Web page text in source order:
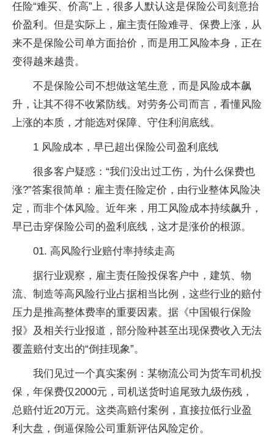
任险“难买、价高”上，很多人默认这是保险公司刻意抬
价盈利。但是实际上，雇主责任险难寻、保费上涨，从
来不是保险公司单方面抬价，而是用工风险本身，正在
变得越来越贵。
不是保险公司不想做这笔生意，而是风险成本飙
升，让其不得不收紧防线。对劳务公司而言，看懂风险
上涨的本质，才能选对保障、守住利润底线。
1 风险成本，早已超出保险公司盈利底线
很多客户疑惑：“我们没出过工伤，为什么保费也
涨?”答案很简单：雇主责任险定价，由行业整体风险决
定，而非个体风险。近年来，用工风险成本持续飙升，
早已击穿保险公司的盈利底线，这才是涨价的根源。
01. 高风险行业赔付率持续走高
据行业观察，雇主责任险投保客户中，建筑、物
流、制造等高风险行业占据相当比例，这些行业的赔付
压力是推高整体费率的重要因素。据《中国银行保险
报》及相关行业报道，部分险种甚至出现保费收入无法
覆盖赔付支出的“倒挂现象”。
我们见过一个真实案例：某物流公司为货车司机投
保，年保费仅2000元，司机送货时追尾致九级伤残，
总赔付近20万元。这类高赔付案例，直接拉低行业盈
利大盘，倒逼保险公司重新评估风险定价。